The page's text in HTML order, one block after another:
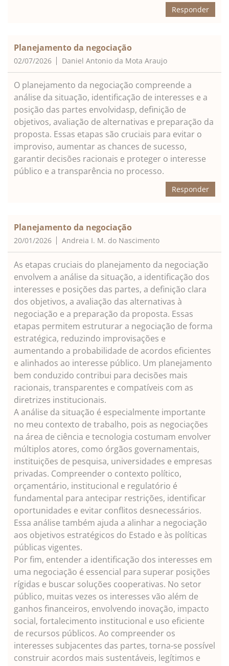
Responder
Planejamento da negociação
02/07/2026 Daniel Antonio da Mota Araujo
O planejamento da negociação compreende a
análise da situação, identificação de interesses e a
posição das partes envolvidasp, definição de
objetivos, avaliação de alternativas e preparação da
proposta. Essas etapas são cruciais para evitar o
improviso, aumentar as chances de sucesso,
garantir decisões racionais e proteger o interesse
público e a transparência no processo.
Responder
Planejamento da negociação
20/01/2026 Andreia I. M. do Nascimento
As etapas cruciais do planejamento da negociação
envolvem a análise da situação, a identificação dos
interesses e posições das partes, a definição clara
dos objetivos, a avaliação das alternativas à
negociação e a preparação da proposta. Essas
etapas permitem estruturar a negociação de forma
estratégica, reduzindo improvisações e
aumentando a probabilidade de acordos eficientes
e alinhados ao interesse público. Um planejamento
bem conduzido contribui para decisões mais
racionais, transparentes e compatíveis com as
diretrizes institucionais.
A análise da situação é especialmente importante
no meu contexto de trabalho, pois as negociações
na área de ciência e tecnologia costumam envolver
múltiplos atores, como órgãos governamentais,
instituições de pesquisa, universidades e empresas
privadas. Compreender o contexto político,
orçamentário, institucional e regulatório é
fundamental para antecipar restrições, identificar
oportunidades e evitar conflitos desnecessários.
Essa análise também ajuda a alinhar a negociação
aos objetivos estratégicos do Estado e às políticas
públicas vigentes.
Por fim, entender a identificação dos interesses em
uma negociação é essencial para superar posições
rígidas e buscar soluções cooperativas. No setor
público, muitas vezes os interesses vão além de
ganhos financeiros, envolvendo inovação, impacto
social, fortalecimento institucional e uso eficiente
de recursos públicos. Ao compreender os
interesses subjacentes das partes, torna-se possível
construir acordos mais sustentáveis, legítimos e